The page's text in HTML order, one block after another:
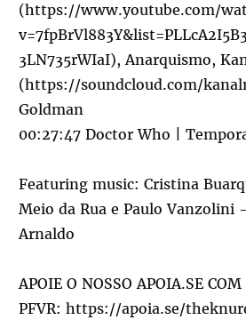
(https://www.youtube.com/
3LN735rWIaI), Anarquismo,
(https://soundcloud.com/
Goldman
00:27:47 Doctor Who |
Featuring music: Cristina
Meio da Rua e Paulo Vanzolini
Arnaldo
APOIE O NOSSO APOIA.SE COM
PFVR: https://apoia.se/